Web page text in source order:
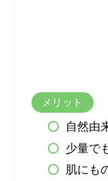
メリット
自然由
少量で
肌にも